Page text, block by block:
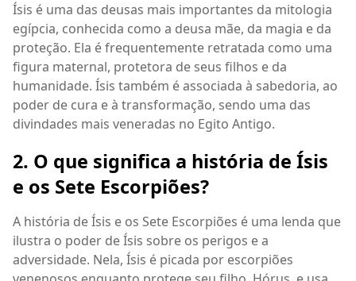
Ísis é uma das deusas mais importantes da mitologia
egípcia, conhecida como a deusa mãe, da magia e da
proteção. Ela é frequentemente retratada como uma
figura maternal, protetora de seus filhos e da
humanidade. Ísis também é associada à sabedoria, ao
poder de cura e à transformação, sendo uma das
divindades mais veneradas no Egito Antigo.
2. O que significa a história de Ísis
e os Sete Escorpiões?
A história de Ísis e os Sete Escorpiões é uma lenda que
ilustra o poder de Ísis sobre os perigos e a
adversidade. Nela, Ísis é picada por escorpiões